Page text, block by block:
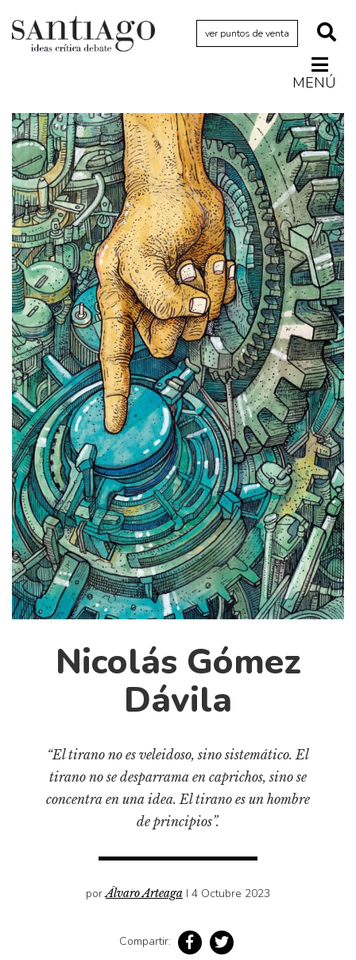
ver puntos de venta
MENÚ
Actualidad
Archivo Cenfoto-UDP
Arquetipos de situación
Artes visuales
Ciencia
Cine y televisión
Ciudad
Cómics
Críticas
Cultura
Diccionario portátil de la literatura chilena
Documentos
Fragmentos
Gran reserva
Historia
Historia material de los libros
Lagunas mentales
Libros
Libros usados
Literatura
Medioambiente
Narrativas visuales
Personaje
Personajes secundarios
Política
Turismo accidental
Nicolás Gómez
Dávila
“El tirano no es veleidoso, sino sistemático. El
tirano no se desparrama en caprichos, sino se
concentra en una idea. El tirano es un hombre
de principios”.
porÁlvaro Arteaga I 4 Octubre 2023
Compartir: